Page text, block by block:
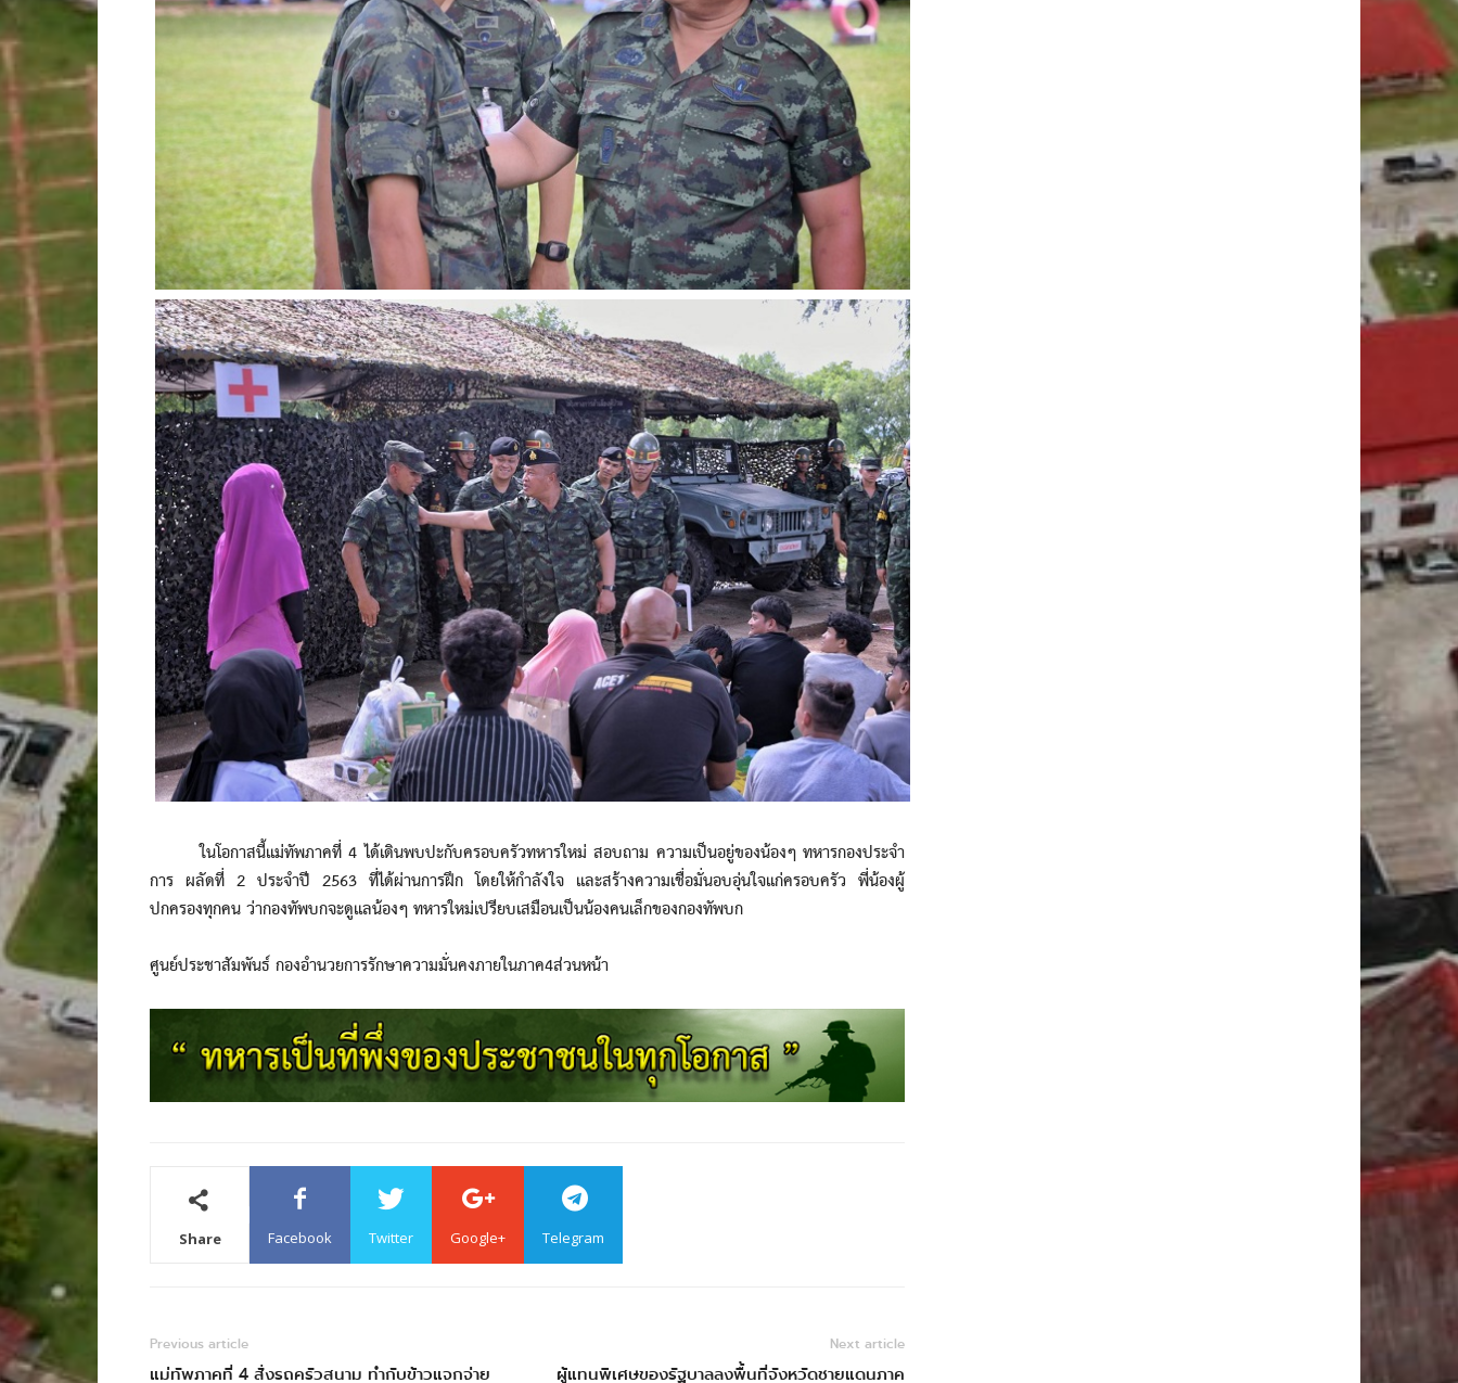
ในโอกาสนี้แม่ทัพภาคที่ 4 ได้เดินพบปะกับครอบครัวทหารใหม่ สอบถาม ความเป็นอยู่ของน้องๆ ทหารกองประจำ
การ ผลัดที่ 2 ประจำปี 2563 ที่ได้ผ่านการฝึก โดยให้กำลังใจ และสร้างความเชื่อมั่นอบอุ่นใจแก่ครอบครัว พี่น้องผู้
ปกครองทุกคน ว่ากองทัพบกจะดูแลน้องๆ ทหารใหม่เปรียบเสมือนเป็นน้องคนเล็กของกองทัพบก
ศูนย์ประชาสัมพันธ์ กองอำนวยการรักษาความมั่นคงภายในภาค4ส่วนหน้า
Share Facebook Twitter Google+ Telegram
Previous article
แม่ทัพภาคที่ 4 สั่งรถครัวสนาม ทำกับข้าวแจกจ่าย
Next article
ผู้แทนพิเศษของรัฐบาลลงพื้นที่จังหวัดชายแดนภาค